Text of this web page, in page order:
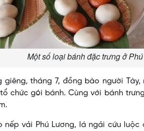
Một số loại bánh đặc trưng ở
giêng, tháng 7, đồng bào người
tổ chức gói bánh. Cùng với bánh
nếp vải Phú Lương, lá ngải cứu